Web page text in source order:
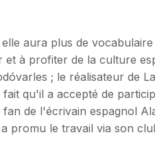
elle aura plus de
à profiter de la culture
; le réalisateur de
fait qu'il a accepté de
fan de l'écrivain espagnol
promu le travail via son